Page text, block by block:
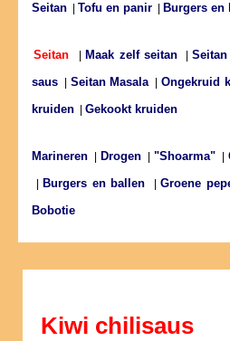
Seitan Tofu en panir Burgers en
Seitan Maak zelf seitan |
saus
Seitan Masala|Ongekruid
kruiden
Gekookt kruiden
Marineren Drogen "Shoarma"
Burgers en ballen |Groene
Bobotie
Kiwi chilisaus